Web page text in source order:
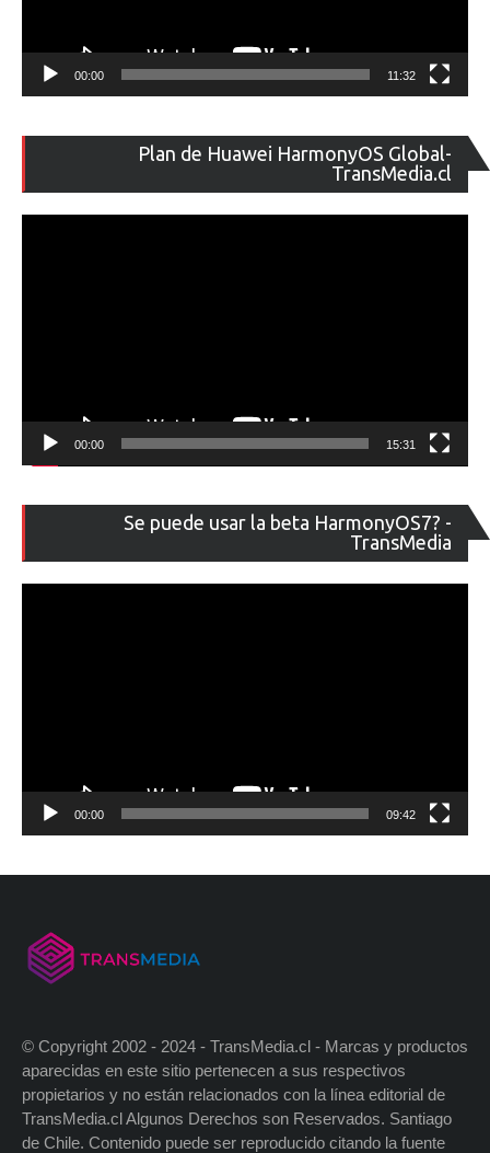
00:00 11:32
Plan de Huawei HarmonyOS Global-
TransMedia.cl
de
00:00 15:31
Se puede usar la beta HarmonyOS7? -
TransMedia
de
00:00 09:42
© Copyright 2002 - 2024 - TransMedia.cl - Marcas y productos
aparecidas en este sitio pertenecen a sus respectivos
propietarios y no están relacionados con la línea editorial de
TransMedia.cl Algunos Derechos son Reservados. Santiago
de Chile. Contenido puede ser reproducido citando la fuente